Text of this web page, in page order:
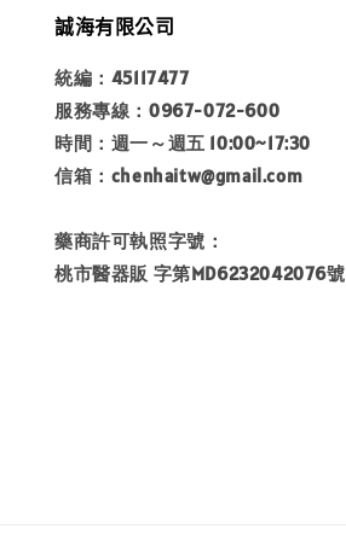
誠海有限公司
統編：45117477
服務專線：0967-072-600
時間：週一～週五 10:00~17:30
信箱：chenhaitw@gmail.com
藥商許可執照字號：
桃市醫器販 字第MD6232042076號